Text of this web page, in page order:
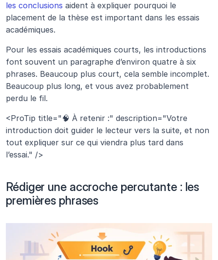
les conclusions aident à expliquer pourquoi le
placement de la thèse est important dans les essais
académiques.
Pour les essais académiques courts, les introductions
font souvent un paragraphe d’environ quatre à six
phrases. Beaucoup plus court, cela semble incomplet.
Beaucoup plus long, et vous avez probablement
perdu le fil.
<ProTip title="🧠 À retenir :" description="Votre
introduction doit guider le lecteur vers la suite, et non
tout expliquer sur ce qui viendra plus tard dans
l’essai." />
Rédiger une accroche percutante : les
premières phrases